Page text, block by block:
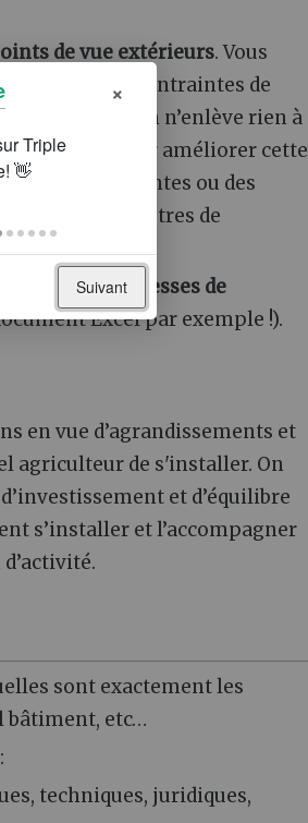
de vue extérieurs. Vous
négative (contraintes de
ou non n’enlève rien à
des pistes pour améliorer cette
être des attentes ou des
envie aux autres de
carnet d’adresses de
Excel par exemple !).
en vue d’agrandissements et
agriculteur de s'installer. On
et d’équilibre
s’installer et l’accompagner
sont exactement les
bâtiment, etc…
:
techniques, juridiques,
×
Suivant